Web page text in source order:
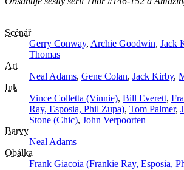
Scénář
Gerry Conway, Archie Goodwin, Jack
Thomas
Art
Neal Adams, Gene Colan, Jack Kirby,
Ink
Vince Colletta (Vinnie), Bill Everett,
Ray, Esposia, Phil Zupa), Tom Palmer,
Stone (Chic), John Verpoorten
Barvy
Neal Adams
Obálka
Frank Giacoia (Frankie Ray, Esposia,